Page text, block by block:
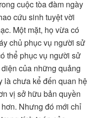
cuộc tòa đàm ngày
cứu sinh tuyệt vời
Một mặt, họ vừa có
chủ phục vụ người sử
thể phục vụ người sử
của những quảng
là chưa kể đến quan hệ
vị sở hữu bản quyền
Nhưng đó mới chỉ